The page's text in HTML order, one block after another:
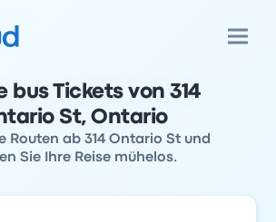
bus Tickets von 314
St, Ontario
Routen ab 314 Ontario St und
Sie Ihre Reise mühelos.